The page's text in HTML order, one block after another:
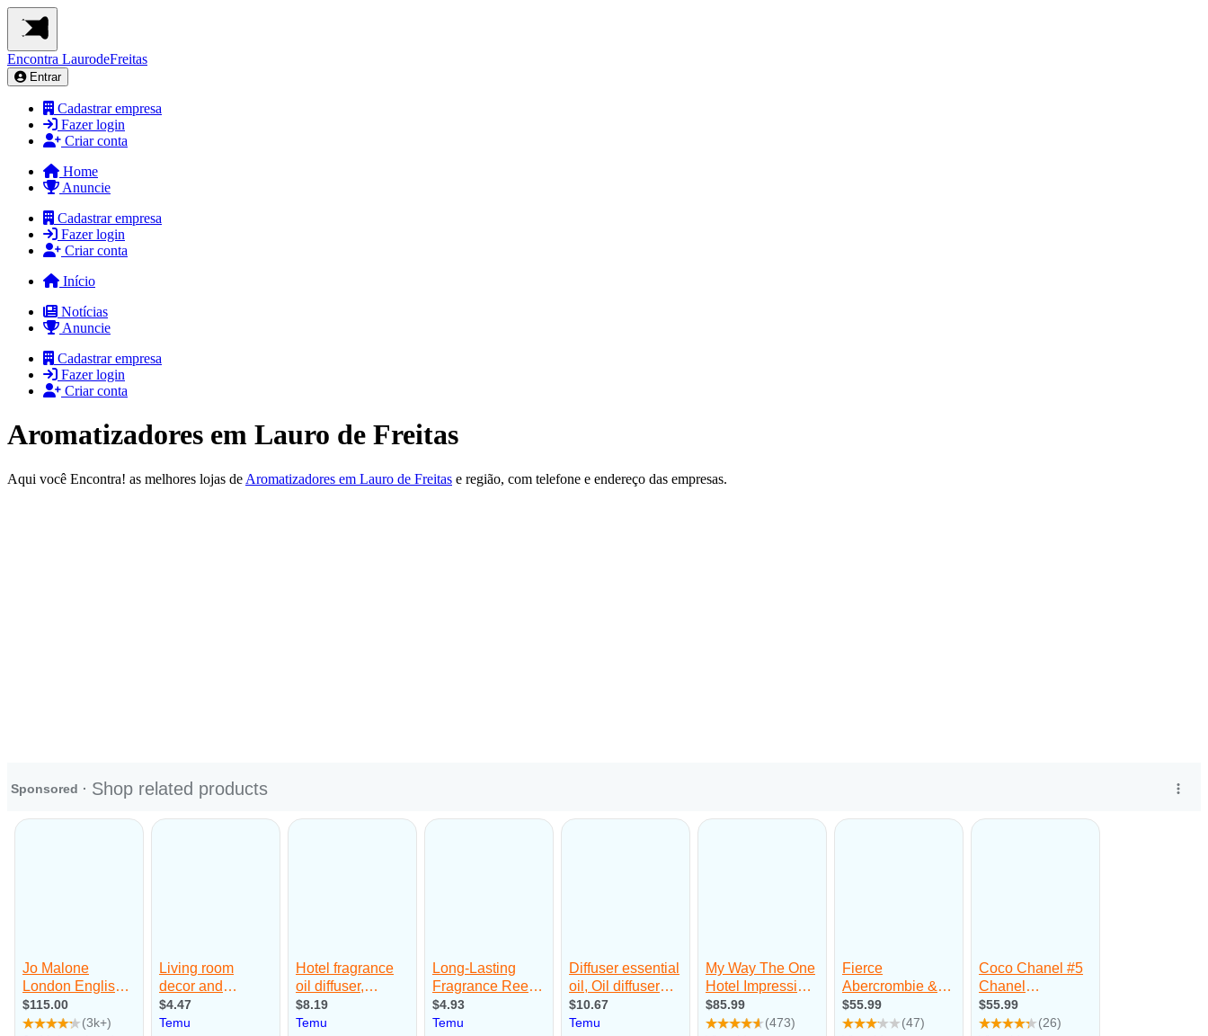
Encontra LaurodeFreitas
Entrar
Cadastrar empresa
Fazer login
Criar conta
Home
Anuncie
Cadastrar empresa
Fazer login
Criar conta
Início
Notícias
Anuncie
Cadastrar empresa
Fazer login
Criar conta
Aromatizadores em Lauro de Freitas
Aqui você Encontra! as melhores lojas de Aromatizadores em Lauro de Freitas e região, com telefone e endereço das empresas.